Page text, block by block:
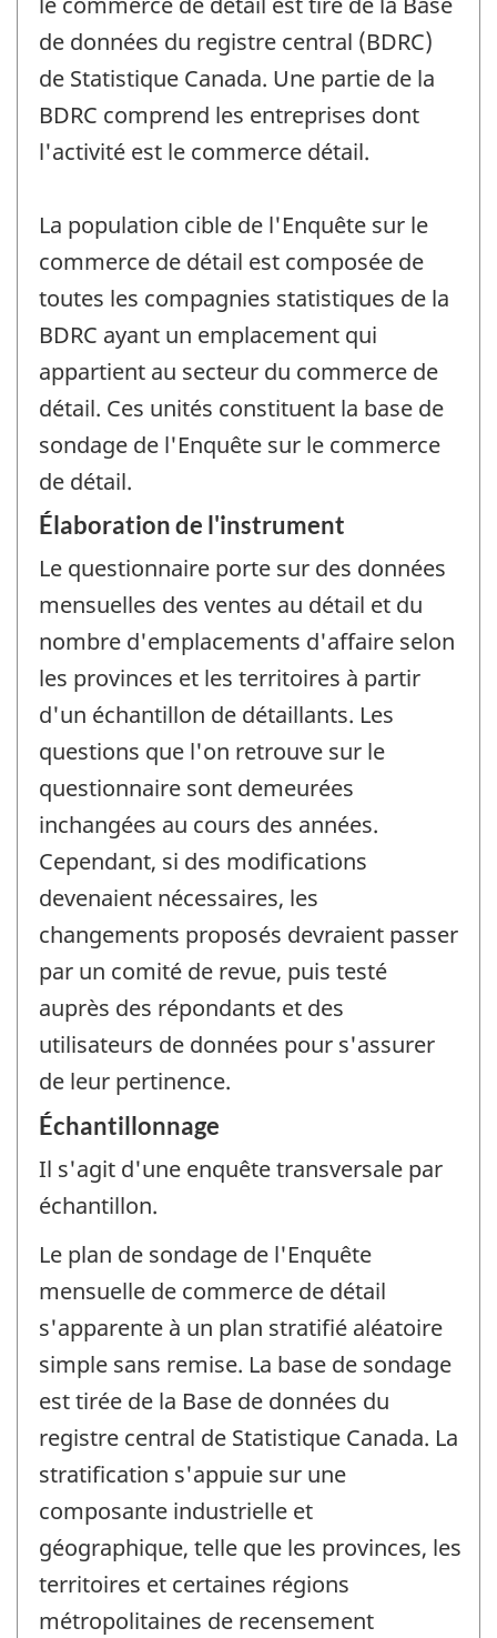
de données du registre central (BDRC)
de Statistique Canada. Une partie de la
BDRC comprend les entreprises dont
l'activité est le commerce détail.
La population cible de l'Enquête sur le
commerce de détail est composée de
toutes les compagnies statistiques de la
BDRC ayant un emplacement qui
appartient au secteur du commerce de
détail. Ces unités constituent la base de
sondage de l'Enquête sur le commerce
de détail.
Élaboration de l'instrument
Le questionnaire porte sur des données
mensuelles des ventes au détail et du
nombre d'emplacements d'affaire selon
les provinces et les territoires à partir
d'un échantillon de détaillants. Les
questions que l'on retrouve sur le
questionnaire sont demeurées
inchangées au cours des années.
Cependant, si des modifications
devenaient nécessaires, les
changements proposés devraient passer
par un comité de revue, puis testé
auprès des répondants et des
utilisateurs de données pour s'assurer
de leur pertinence.
Échantillonnage
Il s'agit d'une enquête transversale par
échantillon.
Le plan de sondage de l'Enquête
mensuelle de commerce de détail
s'apparente à un plan stratifié aléatoire
simple sans remise. La base de sondage
est tirée de la Base de données du
registre central de Statistique Canada. La
stratification s'appuie sur une
composante industrielle et
géographique, telle que les provinces, les
territoires et certaines régions
métropolitaines de recensement